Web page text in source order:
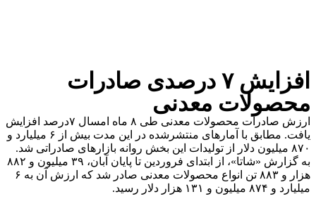
افزایش ۷ درصدی صادرات
محصولات معدنی
ارزش صادرات محصولات معدنی طی ۸ ماه امسال ۷درصد افزایش
یافت. مطابق با آمارهای منتشرشده در این مدت بیش از ۶ میلیارد و
۸۷۰ میلیون دلار از تولیدات این بخش روانه بازارهای صادراتی شد.
به گزارش «شاتا»، از ابتدای فروردین تا پایان آبان، ۳۹ میلیون و ۸۸۲
هزار و ۸۸۳ تن انواع محصولات معدنی صادر شد که ارزش آن به ۶
میلیارد و ۸۷۴ میلیون و ۱۳۱ هزار دلار رسید.